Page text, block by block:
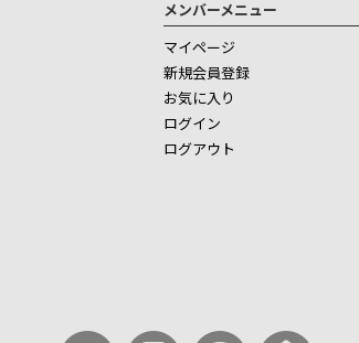
メンバーメニュー
マイページ
新規会員登録
お気に入り
ログイン
ログアウト